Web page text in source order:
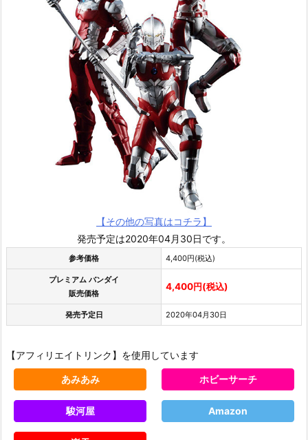
【その他の写真はコチラ】
発売予定は2020年04月30日です。
参考価格 4,400円(税込)
プレミアム バンダイ
販売価格
4,400円(税込)
発売予定日 2020年04月30日
【アフィリエイトリンク】を使用しています
あみあみ ホビーサーチ
駿河屋 Amazon